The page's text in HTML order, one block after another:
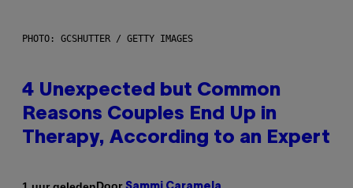
PHOTO: GCSHUTTER / GETTY IMAGES
4 Unexpected but Common
Reasons Couples End Up in
Therapy, According to an Expert